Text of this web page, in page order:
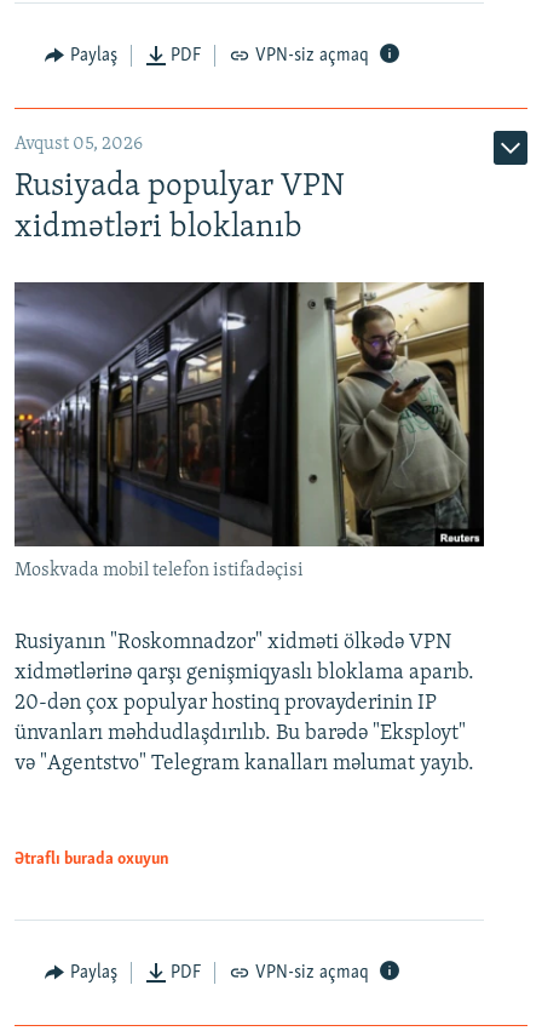
Paylaş PDF VPN-siz açmaq
Avqust 05, 2026
Rusiyada populyar VPN
xidmətləri bloklanıb
Moskvada mobil telefon istifadəçisi
Rusiyanın "Roskomnadzor" xidməti ölkədə VPN
xidmətlərinə qarşı genişmiqyaslı bloklama aparıb.
20-dən çox populyar hostinq provayderinin IP
ünvanları məhdudlaşdırılıb. Bu barədə "Eksployt"
və "Agentstvo" Telegram kanalları məlumat yayıb.
Ətraflı burada oxuyun
Paylaş PDF VPN-siz açmaq